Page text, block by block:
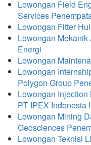
Lowongan Field
Services
Lowongan Fitter
Lowongan
Energi
Lowongan
Lowongan
Polygon Group
Lowongan
PT IPEX Indonesia
Lowongan Mining
Geosciences
Lowongan Teknisi